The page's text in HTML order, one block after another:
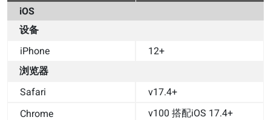
iOS
设备
iPhone
12+
浏览器
Safari
v17.4+
Chrome
v100 搭配iOS 17.4+